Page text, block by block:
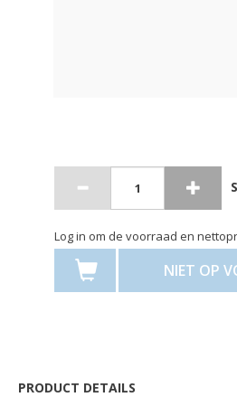
Log in om de voorraad en
NIET OP
PRODUCT DETAILS